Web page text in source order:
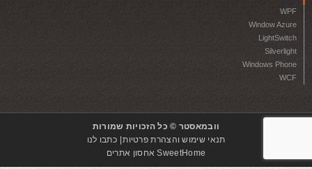
WPF
Window Azure
LightSwitch
Silverlight
Windows Phone
WCF
וובמאסטר © כל הזכויות שמורות
תנאי שימוש והצהרת פרטיות כתבו לנו
SweetHome אחסון אתרים